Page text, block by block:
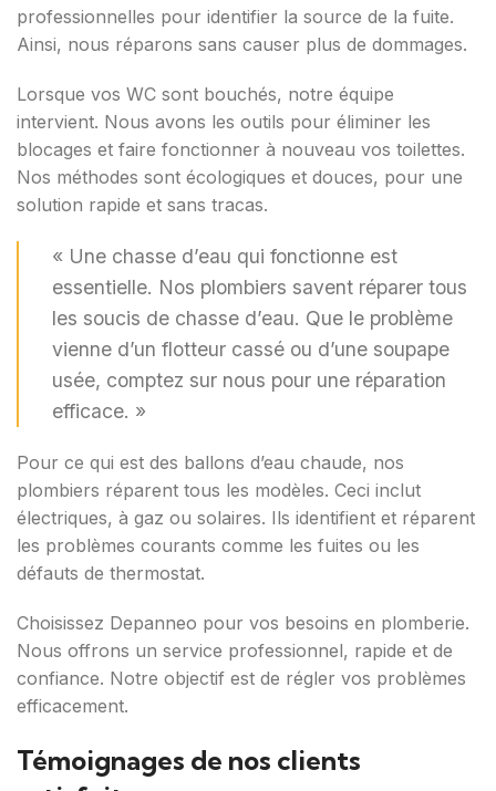
professionnelles pour identifier la source de la fuite.
Ainsi, nous réparons sans causer plus de dommages.
Lorsque vos WC sont bouchés, notre équipe
intervient. Nous avons les outils pour éliminer les
blocages et faire fonctionner à nouveau vos toilettes.
Nos méthodes sont écologiques et douces, pour une
solution rapide et sans tracas.
« Une chasse d’eau qui fonctionne est
essentielle. Nos plombiers savent réparer tous
les soucis de chasse d’eau. Que le problème
vienne d’un flotteur cassé ou d’une soupape
usée, comptez sur nous pour une réparation
efficace. »
Pour ce qui est des ballons d’eau chaude, nos
plombiers réparent tous les modèles. Ceci inclut
électriques, à gaz ou solaires. Ils identifient et réparent
les problèmes courants comme les fuites ou les
défauts de thermostat.
Choisissez Depanneo pour vos besoins en plomberie.
Nous offrons un service professionnel, rapide et de
confiance. Notre objectif est de régler vos problèmes
efficacement.
Témoignages de nos clients